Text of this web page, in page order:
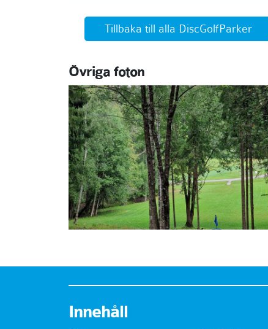
Tillbaka till alla DiscGolfParker
Övriga foton
Innehåll